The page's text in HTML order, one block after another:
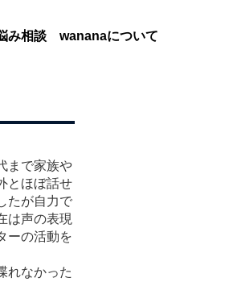
み相談 wananaについて
まで家族や
とほぼ話せ
たが自力で
は声の表現
ーの活動を
れなかった